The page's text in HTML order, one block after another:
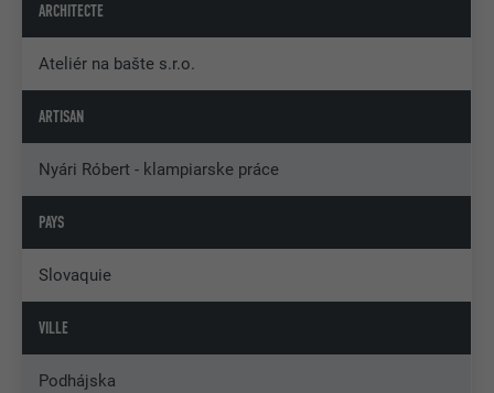
ARCHITECTE
Ateliér na bašte s.r.o.
ARTISAN
Nyári Róbert - klampiarske práce
PAYS
Slovaquie
VILLE
Podhájska